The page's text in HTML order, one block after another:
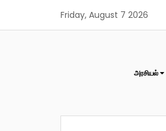
content
Friday, August 7 2026
அரசியல்